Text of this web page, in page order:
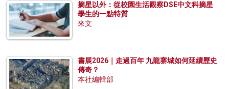
摘星以外：從校園生活觀察DSE中文科摘星
學生的一點特質
來文
書展2026｜走過百年 九龍寨城如何延續歷史
傳奇？
本社編輯部